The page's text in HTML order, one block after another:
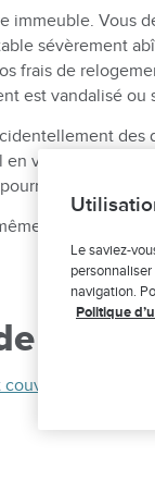
immeuble. Vous
sévèrement
frais de
est vandalisé ou
va de même si
avoir de
à bas prix —
par
Le saviez-
navigation.
Politique